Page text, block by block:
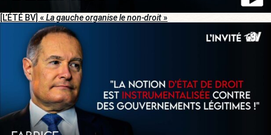
[L’ÉTÉ BV] « La gauche organise le non-droit»